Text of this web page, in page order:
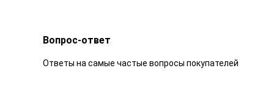
Вопрос-ответ
Ответы на самые частые вопросы покупателей